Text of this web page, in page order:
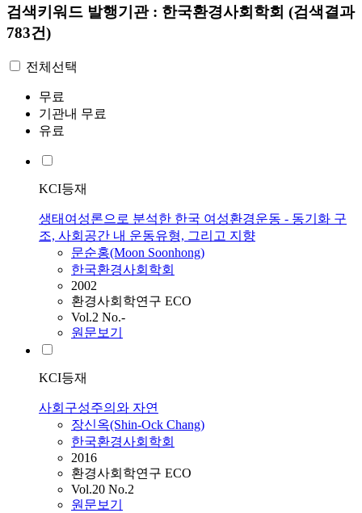
검색키워드 발행기관 : 한국환경사회학회 (검색결과
783건)
전체선택
무료
기관내 무료
유료
KCI등재
생태여성론으로 분석한 한국 여성환경운동 - 동기화 구
조, 사회공간 내 운동유형, 그리고 지향
문순홍(Moon Soonhong)
한국환경사회학회
2002
환경사회학연구 ECO
Vol.2 No.-
원문보기
KCI등재
사회구성주의와 자연
장신옥(Shin-Ock Chang)
한국환경사회학회
2016
환경사회학연구 ECO
Vol.20 No.2
원문보기